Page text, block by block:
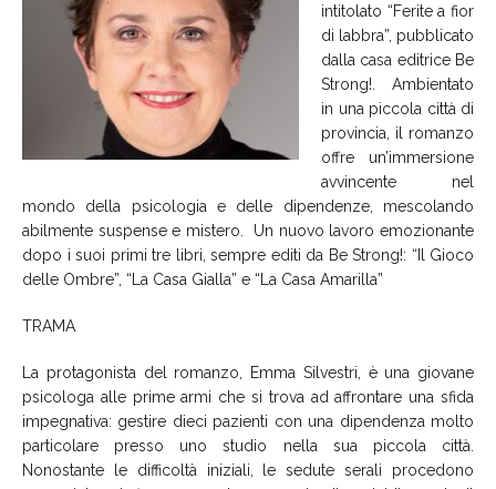
intitolato “Ferite a fior
di labbra” , pubblicato
dalla casa editrice Be
Strong!. Ambientato
in una piccola città di
provincia, il romanzo
offre un’immersione
avvincente nel
mondo della psicologia e delle dipendenze, mescolando
abilmente suspense e mistero. Un nuovo lavoro emozionante
dopo i suoi primi tre libri, sempre editi da Be Strong!: “Il Gioco
delle Ombre”, “La Casa Gialla” e “La Casa Amarilla”
TRAMA
La protagonista del romanzo, Emma Silvestri, è una giovane
psicologa alle prime armi che si trova ad affrontare una sfida
impegnativa: gestire dieci pazienti con una dipendenza molto
particolare presso uno studio nella sua piccola città.
Nonostante le difficoltà iniziali, le sedute serali procedono